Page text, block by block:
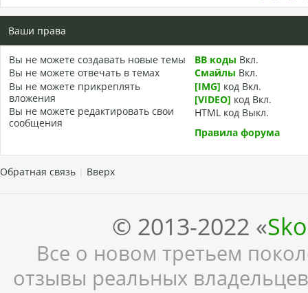
Ваши права
Вы не можете создавать новые темы
Вы не можете отвечать в темах
Вы не можете прикреплять
вложения
Вы не можете редактировать свои
сообщения
BB коды Вкл.
Смайлы Вкл.
[IMG] код Вкл.
[VIDEO] код Вкл.
HTML код Выкл.
Правила форума
Обратная связь Вверх
© 2013-2022 «
Все о новом третьем
отзывы реальных